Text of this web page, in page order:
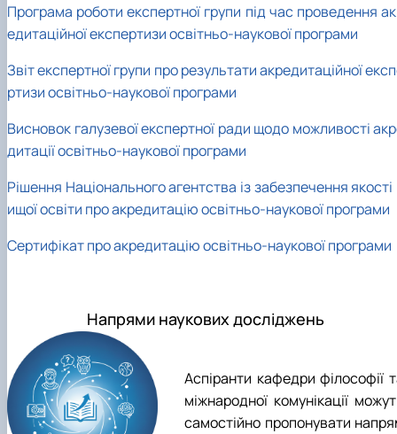
Програма роботи експертної групи під час проведення
едитаційної експертизи освітньо-наукової програми
Звіт експертної групи про результати акредитаційної
ртизи освітньо-наукової програми
Висновок галузевої експертної ради щодо можливості
дитації освітньо-наукової програми
Рішення Національного агентства із забезпечення якості
ищої освіти про акредитацію освітньо-наукової програми
Сертифікат про акредитацію освітньо-наукової програми
Напрями наукових досліджень
Аспіранти кафедри філософії
міжнародної комунікації
самостійно пропонувати